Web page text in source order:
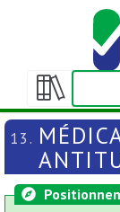
Afficher/
la
table
des
matières
13.